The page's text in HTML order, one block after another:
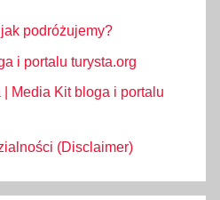
podróżujemy?
i portalu turysta.org
| Media Kit bloga i portalu
(Disclaimer)